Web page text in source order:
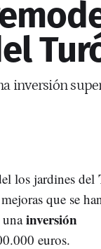
inversión
los jardines del
que se han
inversión
euros.